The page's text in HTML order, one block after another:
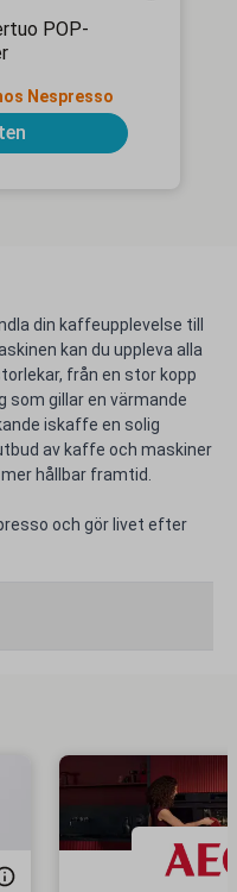
POP-
Nespresso
din kaffeupplevelse till
kan du uppleva alla
från en stor kopp
som gillar en värmande
iskaffe en solig
av kaffe och maskiner
hållbar framtid.
och gör livet efter